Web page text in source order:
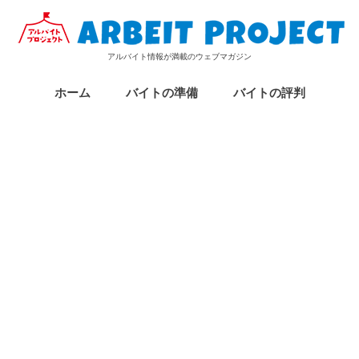
アルバイト情報が満載のウェブマガジン
ホーム バイトの準備 バイトの評判